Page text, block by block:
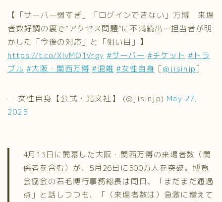
【「サーバー弱すぎ」「ログインできない」万博 来場
者数好調の裏で“アクセス問題”に不満続出…担当者が明
かした「今後の対応」と「狙い目」】
https://t.co/XlvMQ1Vrgy #サーバー #チケット #トラ
ブル #大阪・関西万博 #混雑 #女性自身 ［@jisinjp］
— 女性自身【公式・光文社】 (@jisinjp) May 27,
2025
4月13日に開幕した大阪・関西万博の来場者数（関
係者を含む）が、5月26日に500万人を突破。博覧
会協会の石毛博行事務総長は同日、「まだまだ通過
点」と話しつつも、「（来場者数は）急激に増えて